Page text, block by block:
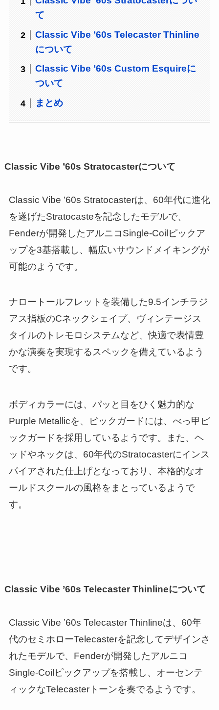
て
Classic Vibe ’60s Telecaster Thinline
について
Classic Vibe ’60s Custom Esquireに
ついて
まとめ
Classic Vibe ’60s Stratocasterについて
Classic Vibe ’60s Stratocasterは、60年代に進化
を遂げたStratocasteを記念したモデルで、
Fenderが開発したアルニコSingle-Coilピックア
ップを3基搭載し、幅広いサウンドメイキングが
可能のようです。
ナロートールフレットを装備した9.5インチラジ
アス指板のCネックシェイプ、ヴィンテージス
タイルのトレモロシステムなど、快適で表情豊
かな演奏を実現するスペックを備えているよう
です。
ボディカラーには、パッと目をひく魅力的な
Purple Metallicを、ピックガードには、べっ甲ピ
ックガードを採用しているようです。また、ヘ
ッドやネックは、60年代のStratocasterにインス
パイアされた仕上げとなっており、本格的なオ
ールドスクールの風格をまとっているようで
す。
Classic Vibe ’60s Telecaster Thinlineについて
Classic Vibe ’60s Telecaster Thinlineは、60年
代のセミホローTelecasterを記念してデザインさ
れたモデルで、Fenderが開発したアルニコ
Single-Coilピックアップを搭載し、オーセンテ
ィックなTelecasterトーンを奏でるようです。